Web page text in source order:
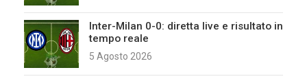
Inter-Milan 0-0: diretta live e risultato in
tempo reale
5 Agosto 2026